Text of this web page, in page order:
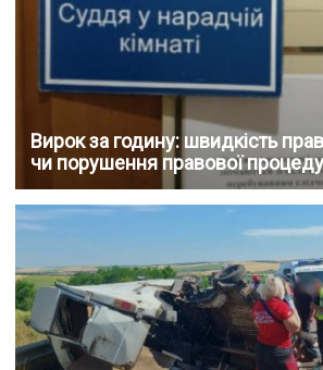
Вирок за годину: швидкість
чи порушення правової